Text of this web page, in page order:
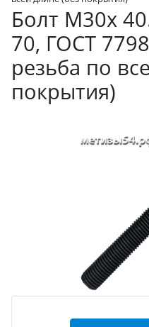
Болт М30х
70, ГОСТ
резьба по
покрытия)